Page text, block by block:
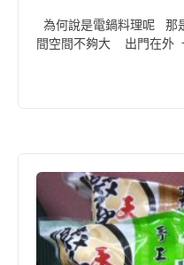
為何說是電鍋料理呢 那
間空間不夠大 出門在外